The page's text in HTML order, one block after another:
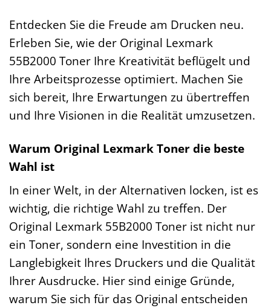
Entdecken Sie die Freude am Drucken neu.
Erleben Sie, wie der Original Lexmark
55B2000 Toner Ihre Kreativität beflügelt und
Ihre Arbeitsprozesse optimiert. Machen Sie
sich bereit, Ihre Erwartungen zu übertreffen
und Ihre Visionen in die Realität umzusetzen.
Warum Original Lexmark Toner die beste
Wahl ist
In einer Welt, in der Alternativen locken, ist es
wichtig, die richtige Wahl zu treffen. Der
Original Lexmark 55B2000 Toner ist nicht nur
ein Toner, sondern eine Investition in die
Langlebigkeit Ihres Druckers und die Qualität
Ihrer Ausdrucke. Hier sind einige Gründe,
warum Sie sich für das Original entscheiden